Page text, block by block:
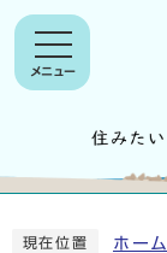
メニュー
現在位置 ホーム